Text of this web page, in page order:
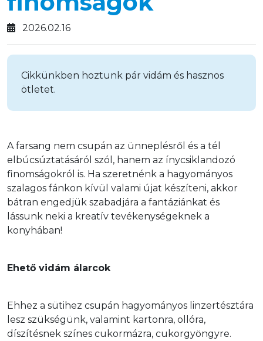
2026.02.16
Cikkünkben hoztunk pár vidám és hasznos
ötletet.
A farsang nem csupán az ünneplésről és a tél
elbúcsúztatásáról szól, hanem az ínycsiklandozó
finomságokról is. Ha szeretnénk a hagyományos
szalagos fánkon kívül valami újat készíteni, akkor
bátran engedjük szabadjára a fantáziánkat és
lássunk neki a kreatív tevékenységeknek a
konyhában!
Ehető vidám álarcok
Ehhez a sütihez csupán hagyományos linzertésztára
lesz szükségünk, valamint kartonra, ollóra,
díszítésnek színes cukormázra, cukorgyöngyre.